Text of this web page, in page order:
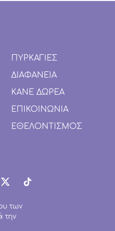
ΠΥΡΚΑΓΙΕΣ
ΔΙΑΦΑΝΕΙΑ
ΚΑΝΕ ΔΩΡΕΑ
ΕΠΙΚΟΙΝΩΝΙΑ
ΕΘΕΛΟΝΤΙΣΜΟΣ
των
την